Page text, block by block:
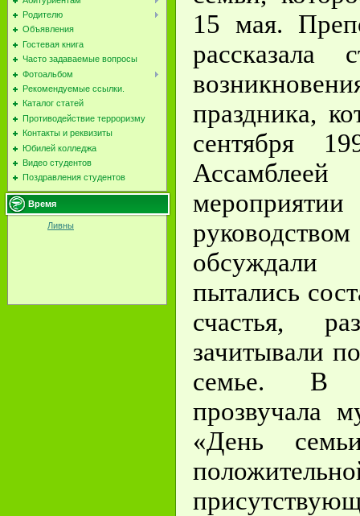
Родителю
Объявления
Гостевая книга
Часто задаваемые вопросы
Фотоальбом
Рекомендуемые ссылки.
Каталог статей
Противодействие терроризму
Контакты и реквизиты
Юбилей колледжа
Видео студентов
Поздравления студентов
Время
Ливны
15 мая.
рассказала
праздника,
сентября
пытались
счастья,
зачитывали
семье. В
прозвучала
«День